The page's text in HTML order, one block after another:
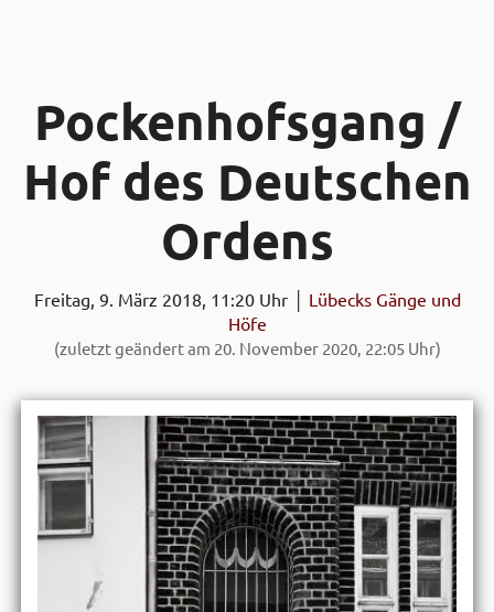
Pocken­hofs­gang /
Hof des Deutschen
Ordens
Freitag, 9. März 2018, 11:20 Uhr │ Lübecks Gänge und
Höfe
(zuletzt geändert am 20. November 2020, 22:05 Uhr)